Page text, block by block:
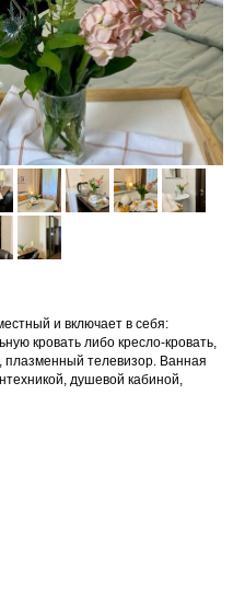
и включает в себя:
кровать либо кресло-кровать,
телевизор. Ванная
душевой кабиной,